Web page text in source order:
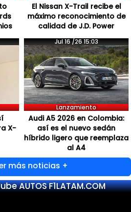
El Nissan X-Trail recibe el
máximo reconocimiento de
calidad de J.D. Power
X-
Jul 16 /26 15:03
Lanzamiento
Audi A5 2026 en Colombia:
así es el nuevo sedán
híbrido ligero que reemplaza
al A4
más noticias +
AUTOS F1LATAM.COM